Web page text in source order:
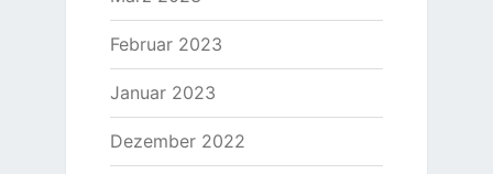
Februar 2023
Januar 2023
Dezember 2022